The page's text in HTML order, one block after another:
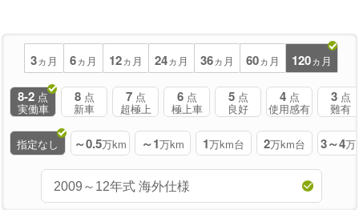
3ヵ月 6ヵ月 12ヵ月 24ヵ月 36ヵ月 60ヵ月 120ヵ月
8-2 点
実働車
8 点
新車
7 点
超極上
6 点
極上車
5 点
良好
4 点
使用感有
3 点
難有
指定なし ～0.5万km ～1万km 1万km台 2万km台 3～4万